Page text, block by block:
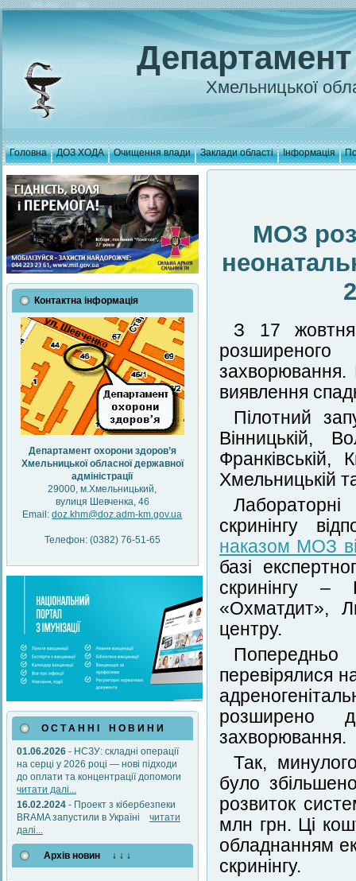
Хмельницької
Головна ДОЗ ХОДА Очищення влади Заклади області Інформація
Контактна інформація
Департамент охорони здоров’я
Хмельницької обласної державної
адміністрації
29000, м.Хмельницький,
вулиця Шевченка, 46
Email:doz.khm@doz.adm-km.gov.ua
Телефон: (0382) 76-51-65
О С Т А Н Н І Н О В И Н И
01.06.2026 - НСЗУ: складні операції
на серці у 2026 році — нові підходи
до оплати та концентрації допомоги
читати далі...
16.02.2024 - Проект з кібербезпеки
BRAMA запустили в Україні читати
далі...
Архів новин ↓ ↓ ↓
МОЗ
З 17 жовтня
виявлення
Пілотний
Вінницькій,
Франківській,
Хмельницькій
скринінгу
наказом МОЗ
базі
скринінгу –
«Охматдит»,
центру.
перевірялися
розширено
захворювання.
Так,
було
розвиток
млн грн. Ці
обладнанням
скринінгу.